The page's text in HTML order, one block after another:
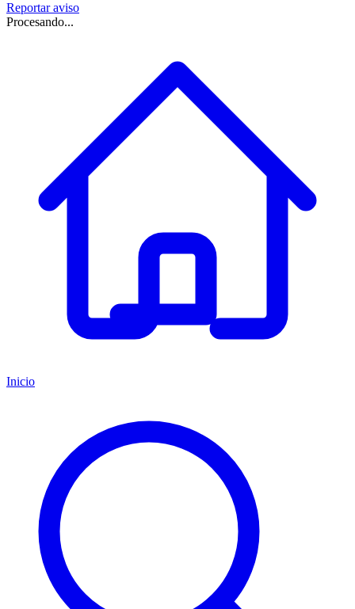
Reportar aviso
Procesando...
Inicio